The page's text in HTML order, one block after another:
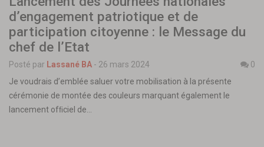
d’engagement patriotique et de
participation citoyenne : le Message du
chef de l’Etat
Posté par Lassané BA - 26 mars 2024
0
Je voudrais d’emblée saluer votre mobilisation à la présente
cérémonie de montée des couleurs marquant également le
lancement ofﬁciel de…